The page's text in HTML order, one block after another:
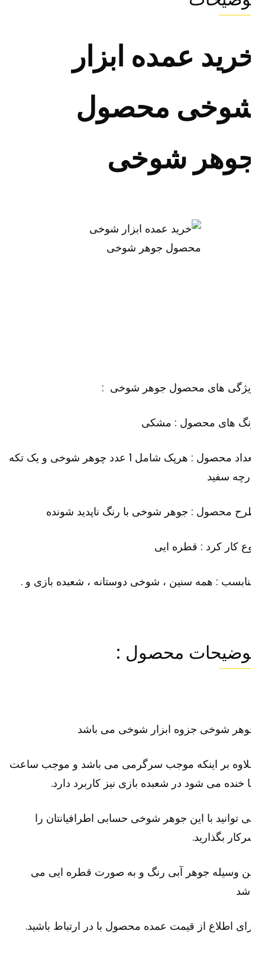
عمده ابزار
محصول
شوخی
های محصول جوهر شوخی :
های محصول : مشکی
تعداد محصول : هرپک شامل 1 عدد چوهر شوخی و یک تکه
سفید
محصول : جوهر شوخی با رنگ ناپدید شونده
کار کرد : قطره ایی
: همه سنین ، شوخی دوستانه ، شعبده بازی و .
محصول :
شوخی جزوه ابزار شوخی می باشد
بر اینکه موجب سرگرمی می باشد و موجب ساعت
خنده می شود در شعبده بازی نیز کاربرد دارد.
توانید با این جوهر شوخی حسابی اطرافیانتان را
بگذارید.
وسیله جوهر آبی رنگ و به صورت قطره ایی می
اطلاع از قیمت عمده محصول با در ارتباط باشید.